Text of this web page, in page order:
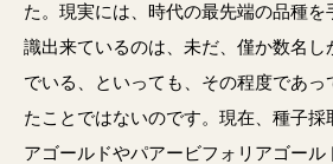
た。現実には、時代の最先端の品種
識出来ているのは、未だ、僅か数名し
でいる、といっても、その程度であっ
たことではないのです。現在、種子採
アゴールドやパアービフォリアゴール